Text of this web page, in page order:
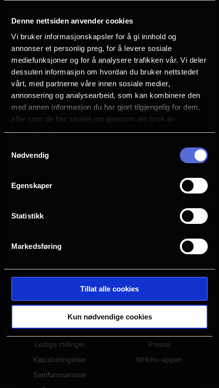
Denne nettsiden anvender cookies
Vi bruker informasjonskapsler for å gi innhold og
annonser et personlig preg, for å levere sosiale
mediefunksjoner og for å analysere trafikken vår. Vi deler
dessuten informasjon om hvordan du bruker nettstedet
vårt, med partnerne våre innen sosiale medier,
annonsering og analysearbeid, som kan kombinere den
med annen informasjon du har gjort tilgjengelig for dem,
eller som de har samlet inn gjennom din bruk av
tjenestene deres.
Nødvendig
Egenskaper
Statistikk
Markedsføring
Tillat alle cookies
Kun nødvendige cookies
5. - 7. juni koster alle filmer kun 120,-*.
Sjekk ut programmet
*Tillegg for gullrekke i salene kan forekomme
Paragraphs
Se programmet her
OM NFKINO
Om oss
Spørsmål og svar
Ledige stillinger
Kjøpsbetingelser
Samfunnsansvar
ANNET
Hva kommer?
Eventer
Presse
NFkino-appen